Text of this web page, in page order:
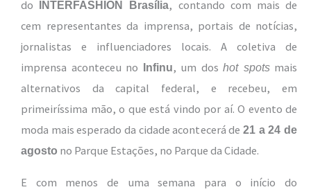
do INTERFASHION Brasília, contando com mais de
cem representantes da imprensa, portais de notícias,
jornalistas e influenciadores locais. A coletiva de
imprensa aconteceu no Infinu, um dos hot spotsmais
alternativos da capital federal, e recebeu, em
primeiríssima mão, o que está vindo por aí. O evento de
moda mais esperado da cidade acontecerá de 21 a 24 de
agosto no Parque Estações, no Parque da Cidade.
E com menos de uma semana para o início do